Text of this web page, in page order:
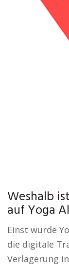
Weshalb
auf Yoga
Einst wurde
die digitale
Verlagerung